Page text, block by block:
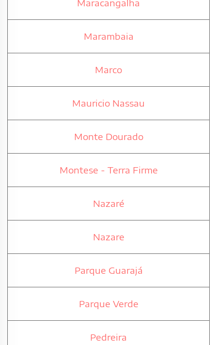
Maracangalha
Marambaia
Marco
Mauricio Nassau
Monte Dourado
Montese - Terra Firme
Nazaré
Nazare
Parque Guarajá
Parque Verde
Pedreira